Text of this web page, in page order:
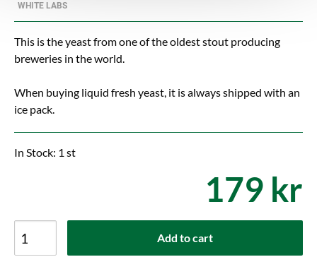
WHITE LABS
This is the yeast from one of the oldest stout producing
breweries in the world.
When buying liquid fresh yeast, it is always shipped with an
ice pack.
In Stock: 1 st
179 kr
Add to cart